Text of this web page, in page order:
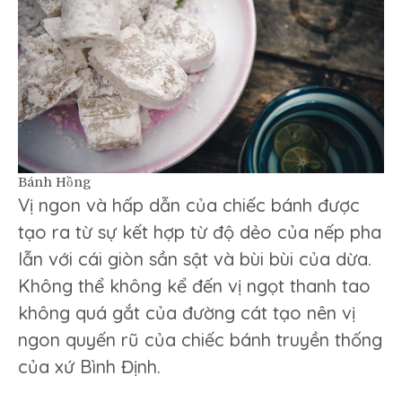
Bánh Hồng
Vị ngon và hấp dẫn của chiếc bánh được
tạo ra từ sự kết hợp từ độ dẻo của nếp pha
lẫn với cái giòn sần sật và bùi bùi của dừa.
Không thể không kể đến vị ngọt thanh tao
không quá gắt của đường cát tạo nên vị
ngon quyến rũ của chiếc bánh truyền thống
của xứ Bình Định.